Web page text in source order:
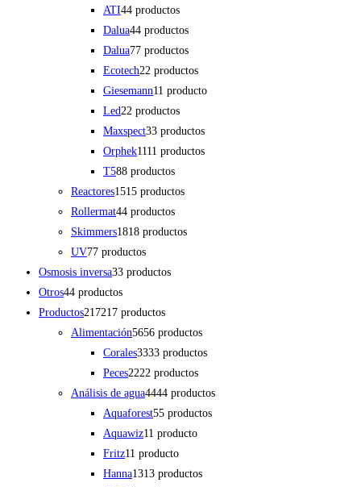
ATI44 productos
Dalua44 productos
Dalua77 productos
Ecotech22 productos
Giesemann1 1 producto
Led 22 productos
Maxspect33 productos
Orphek11 11 productos
T588 productos
Reactores1515 productos
Rollermat44 productos
Skimmers1818 productos
UV77 productos
Osmosis inversa33 productos
Otros44 productos
Productos217217 productos
Alimentación5656 productos
Corales3333 productos
Peces2222 productos
Análisis de agua4444 productos
Aquaforest55 productos
Aquawiz1 1 producto
Fritz1 1 producto
Hanna1313 productos